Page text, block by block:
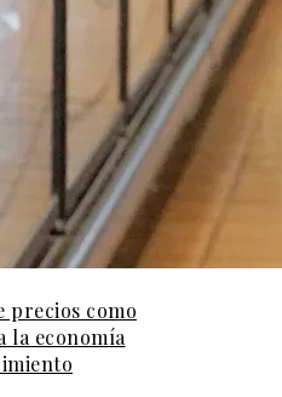
precios como
la economía